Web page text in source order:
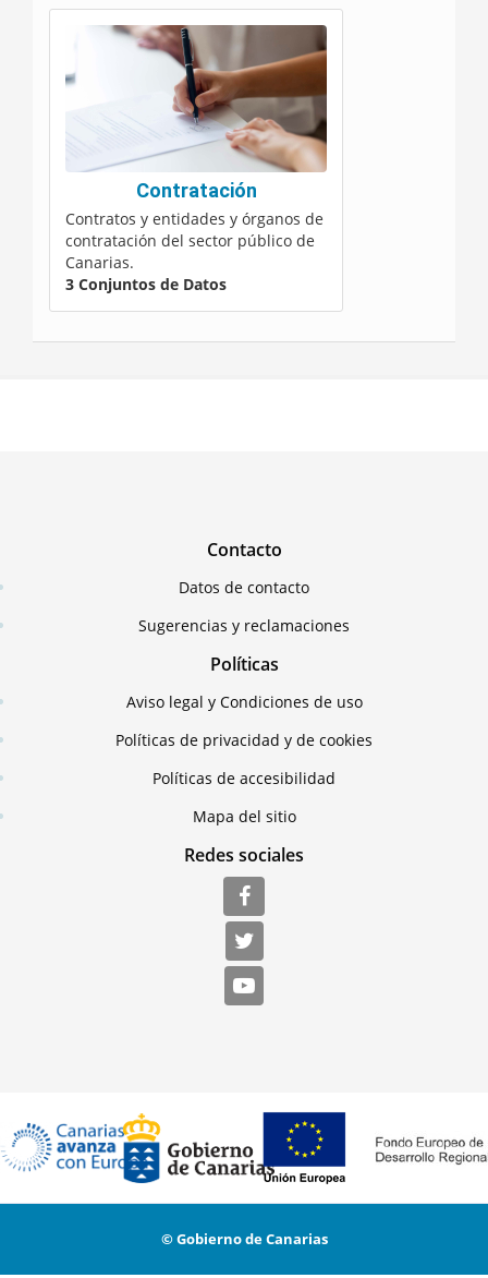
Contratación
Contratos y entidades y órganos de
contratación del sector público de
Canarias.
3 Conjuntos de Datos
Contacto
Datos de contacto
Sugerencias y reclamaciones
Políticas
Aviso legal y Condiciones de uso
Políticas de privacidad y de cookies
Políticas de accesibilidad
Mapa del sitio
Redes sociales
© Gobierno de Canarias